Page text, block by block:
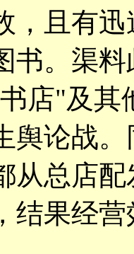
，且有
书。渠
店"及其
舆论战
从总店
结果经